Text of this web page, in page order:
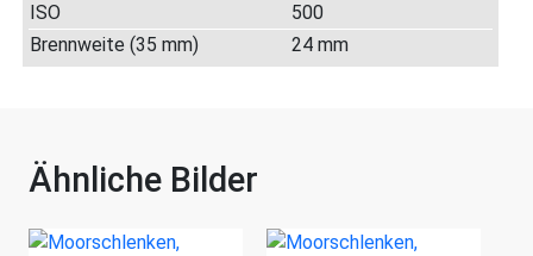
ISO
500
Brennweite (35 mm)
24 mm
Ähnliche Bilder